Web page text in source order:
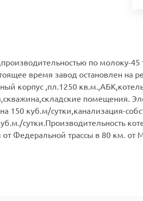
по молоку-45
время завод остановлен на
корпус ,пл.1250
помещения.
150 куб.м/сутки,канализация-
сутки.Производительность
от Федеральной трассы в 80 км.